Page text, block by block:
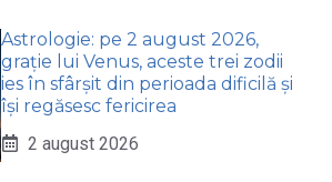
Astrologie: pe 2 august 2026,
grație lui Venus, aceste trei zodii
ies în sfârșit din perioada dificilă și
își regăsesc fericirea
2 august 2026